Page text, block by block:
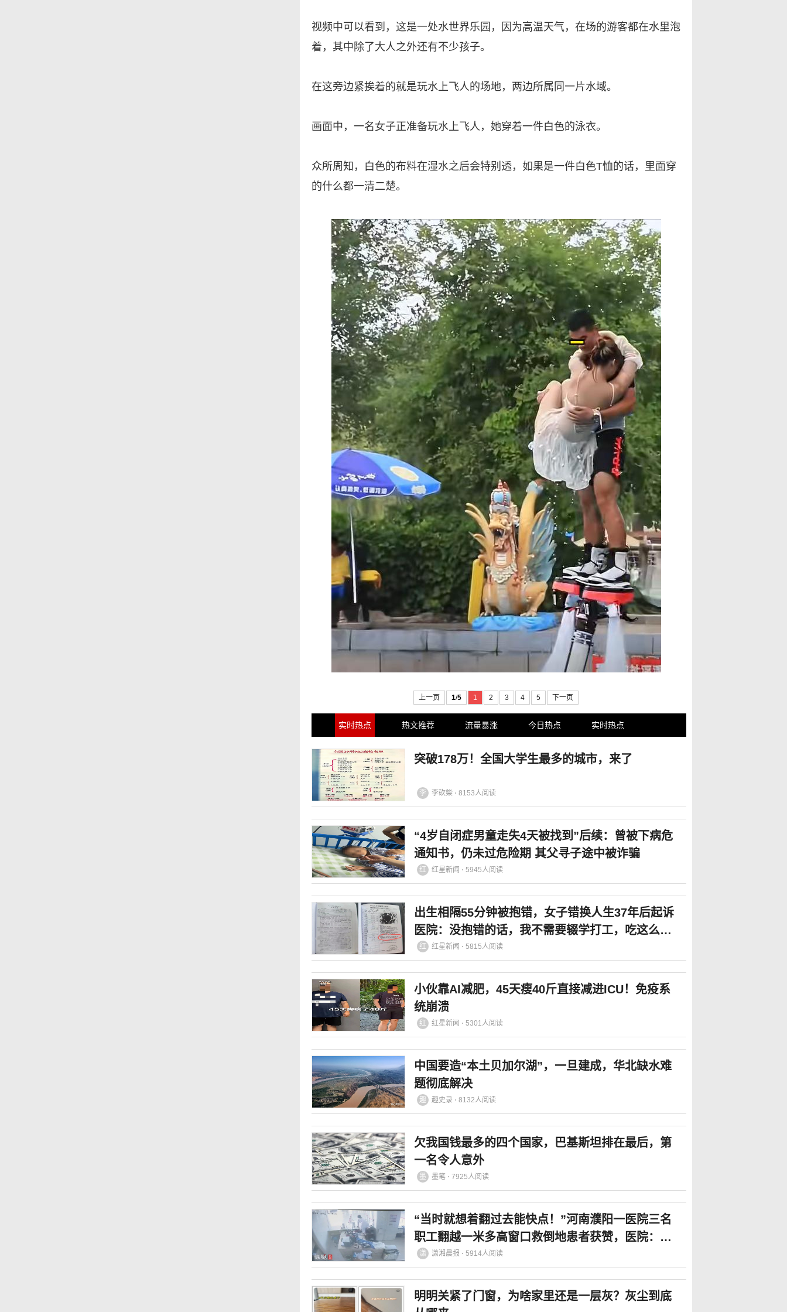
视频中可以看到，这是一处水世界乐园，因为高温天气，在场的游客都在水里泡
着，其中除了大人之外还有不少孩子。
在这旁边紧挨着的就是玩水上飞人的场地，两边所属同一片水域。
画面中，一名女子正准备玩水上飞人，她穿着一件白色的泳衣。
众所周知，白色的布料在湿水之后会特别透，如果是一件白色T恤的话，里面穿
的什么都一清二楚。
上一页 1/5 1 2 3 4 5 下一页
实时热点 热文推荐 流量暴涨 今日热点 实时热点
突破178万！全国大学生最多的城市，来了
李 李砍柴 ⋅ 8153人阅读
“4岁自闭症男童走失4天被找到”后续：曾被下病危
通知书，仍未过危险期 其父寻子途中被诈骗
红 红星新闻 ⋅ 5945人阅读
出生相隔55分钟被抱错，女子错换人生37年后起诉
医院：没抱错的话，我不需要辍学打工，吃这么多
身体的苦
红 红星新闻 ⋅ 5815人阅读
小伙靠AI减肥，45天瘦40斤直接减进ICU！免疫系
统崩溃
红 红星新闻 ⋅ 5301人阅读
中国要造“本土贝加尔湖”，一旦建成，华北缺水难
题彻底解决
趣 趣史录 ⋅ 8132人阅读
欠我国钱最多的四个国家，巴基斯坦排在最后，第
一名令人意外
墨 墨笔 ⋅ 7925人阅读
“当时就想着翻过去能快点！”河南濮阳一医院三名
职工翻越一米多高窗口救倒地患者获赞，医院：将
对三人进行表彰奖励
潇 潇湘晨报 ⋅ 5914人阅读
明明关紧了门窗，为啥家里还是一层灰？灰尘到底